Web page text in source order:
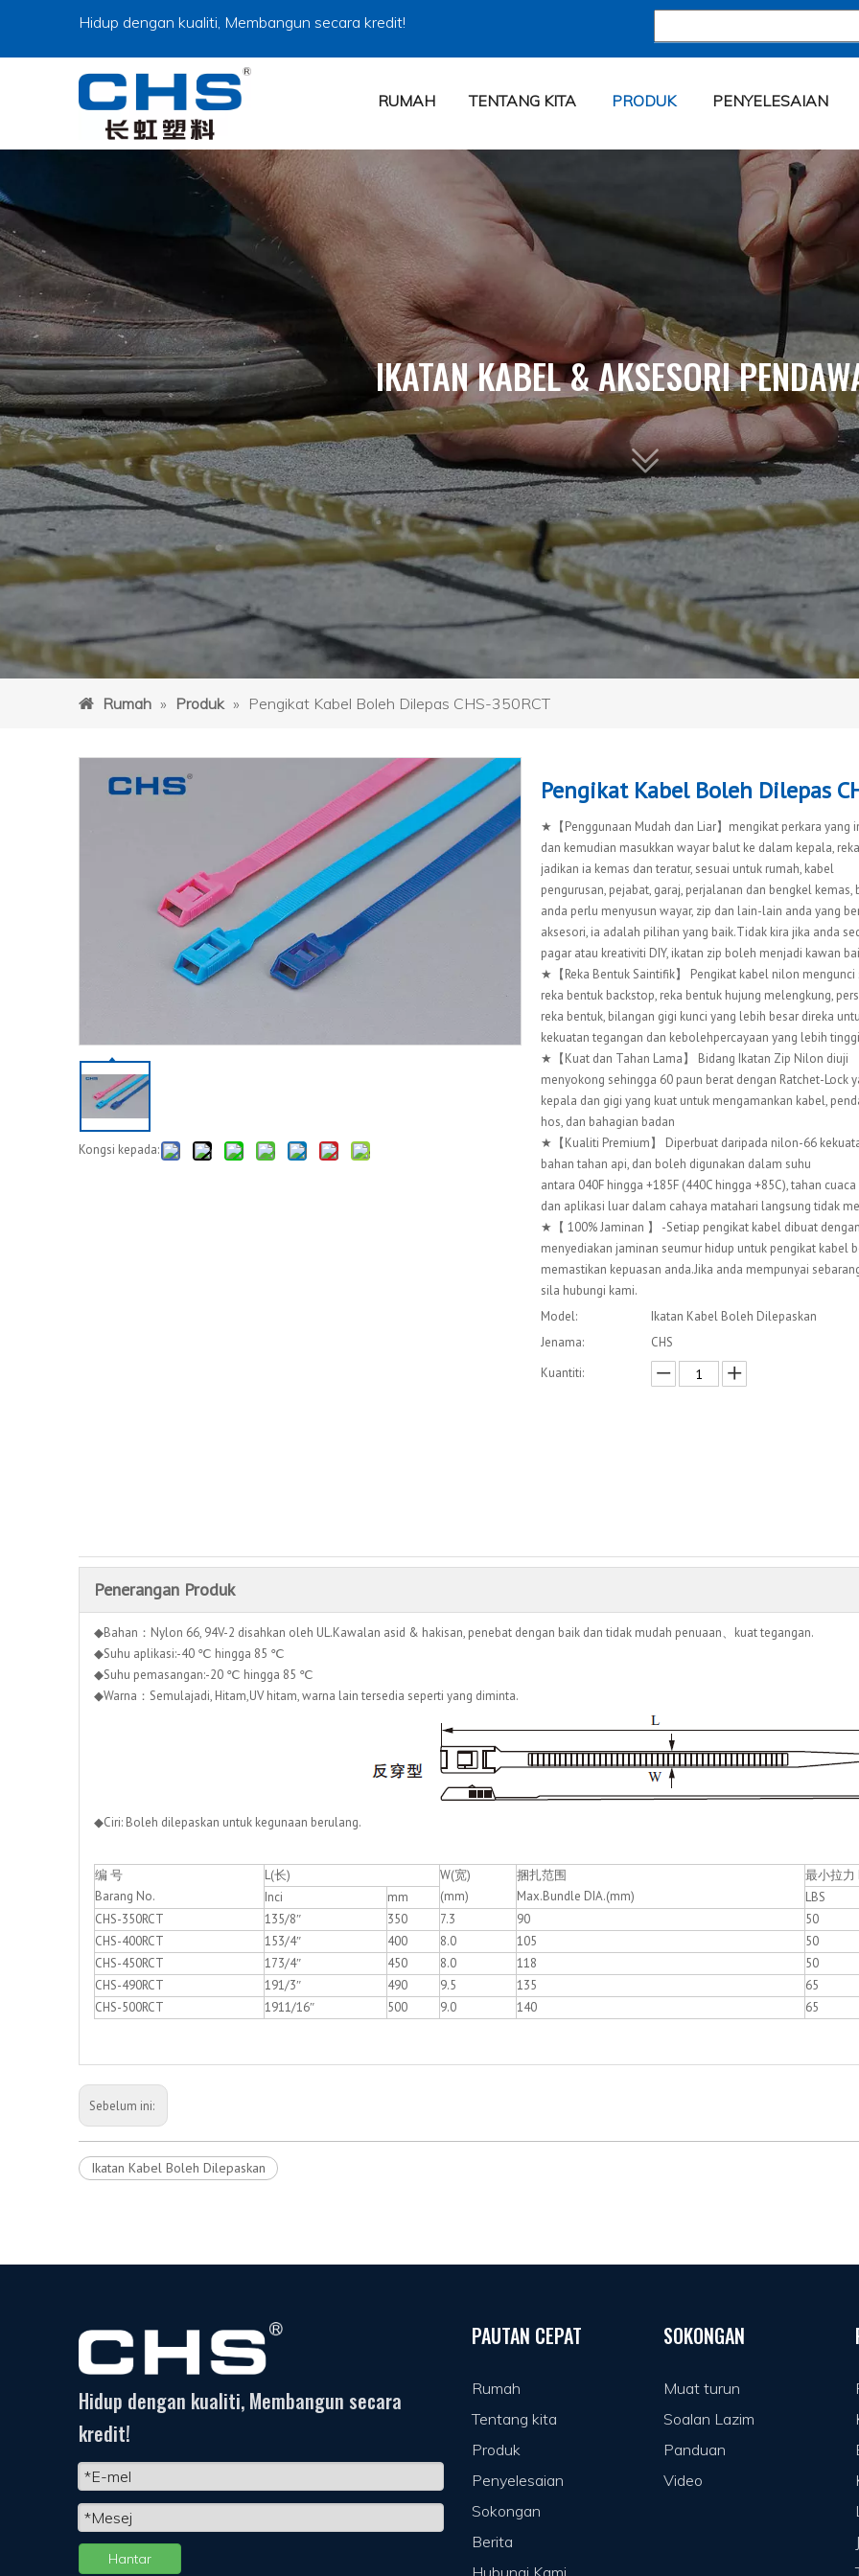
Hidup dengan kualiti, Membangun secara kredit!
RUMAH TENTANG KITA PRODUK PENYELESAIAN
IKATAN KABEL & AKSESORI
Rumah » Produk » Pengikat Kabel Boleh Dilepas CHS-350RCT
Kongsi kepada:
Pengikat Kabel Boleh Dilepas
★【Penggunaan Mudah dan Liar】mengikat perkara yang
dan kemudian masukkan wayar balut ke dalam kepala,
jadikan ia kemas dan teratur, sesuai untuk rumah, kabel
pengurusan, pejabat, garaj, perjalanan dan bengkel
anda perlu menyusun wayar, zip dan lain-lain anda yang
aksesori, ia adalah pilihan yang baik.Tidak kira jika anda
pagar atau kreativiti DIY, ikatan zip boleh menjadi kawan
★【Reka Bentuk Saintifik】 Pengikat kabel nilon mengunci
reka bentuk backstop, reka bentuk hujung melengkung,
reka bentuk, bilangan gigi kunci yang lebih besar direka
kekuatan tegangan dan kebolehpercayaan yang lebih
★【Kuat dan Tahan Lama】 Bidang Ikatan Zip Nilon diuji
menyokong sehingga 60 paun berat dengan Ratchet-Lock
kepala dan gigi yang kuat untuk mengamankan kabel,
hos, dan bahagian badan
★【Kualiti Premium】 Diperbuat daripada nilon-66
bahan tahan api, dan boleh digunakan dalam suhu
antara 040F hingga +185F (440C hingga +85C), tahan cuaca
dan aplikasi luar dalam cahaya matahari langsung tidak
★【 100% Jaminan 】 -Setiap pengikat kabel dibuat
menyediakan jaminan seumur hidup untuk pengikat kabel
memastikan kepuasan anda.Jika anda mempunyai
sila hubungi kami.
Model:
Ikatan Kabel Boleh Dilepaskan
Jenama:
CHS
Kuantiti:
Penerangan Produk
◆Bahan：Nylon 66, 94V-2 disahkan oleh UL.Kawalan asid & hakisan, penebat dengan baik dan tidak mudah penuaan、kuat tegangan.
◆Suhu aplikasi:-40 ℃ hingga 85 ℃
◆Suhu pemasangan:-20 ℃ hingga 85 ℃
◆Warna：Semulajadi, Hitam,UV hitam, warna lain tersedia seperti yang diminta.
◆Ciri: Boleh dilepaskan untuk kegunaan berulang.
编 号
Barang No.
L(长)
W(宽)
(mm)
捆扎范围
Max.Bundle DIA.(mm)
最小拉力
Inci
mm LBS
CHS-350RCT
135/8″ 350 7.3 90 50
CHS-400RCT
153/4″ 400 8.0 105 50
CHS-450RCT
173/4″ 450 8.0 118 50
CHS-490RCT
191/3″ 490 9.5 135 65
CHS-500RCT
1911/16″ 500 9.0 140 65
Sebelum ini:
Ikatan Kabel Boleh Dilepaskan
Hidup dengan kualiti, Membangun secara
kredit!
Hantar
PAUTAN CEPAT
Rumah
Tentang kita
Produk
Penyelesaian
Sokongan
Berita
SOKONGAN
Muat turun
Soalan Lazim
Panduan
Video